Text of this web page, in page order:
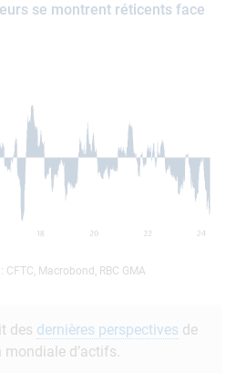
se montrent réticents face
Macrobond, RBC GMA
des dernières perspectives de
mondiale d’actifs.